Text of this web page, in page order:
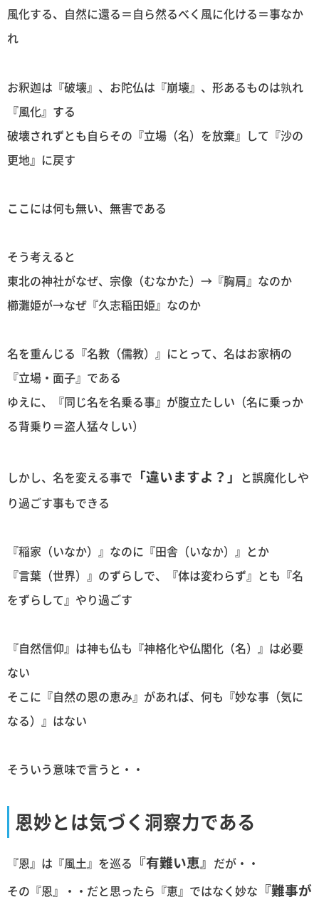
風化する、自然に還る＝自ら然るべく風に化ける＝事なか
れ
お釈迦は『破壊』、お陀仏は『崩壊』、形あるものは孰れ
『風化』する
破壊されずとも自らその『立場（名）を放棄』して『沙の
更地』に戻す
ここには何も無い、無害である
そう考えると
東北の神社がなぜ、宗像（むなかた）→『胸肩』なのか
櫛灘姫が→なぜ『久志稲田姫』なのか
名を重んじる『名教（儒教）』にとって、名はお家柄の
『立場・面子』である
ゆえに、『同じ名を名乗る事』が腹立たしい（名に乗っか
る背乗り＝盗人猛々しい）
しかし、名を変える事で 「違いますよ？」 と誤魔化しや
り過ごす事もできる
『稲家（いなか）』なのに『田舎（いなか）』とか
『言葉（世界）』のずらしで、『体は変わらず』とも『名
をずらして』やり過ごす
『自然信仰』は神も仏も『神格化や仏閣化（名）』は必要
ない
そこに『自然の恩の恵み』があれば、何も『妙な事（気に
なる）』はない
そういう意味で言うと・・
恩妙とは気づく洞察力である
『恩』は『風土』を巡る 『有難い恵』 だが・・
その『恩』・・だと思ったら『恵』ではなく妙な 『難事が